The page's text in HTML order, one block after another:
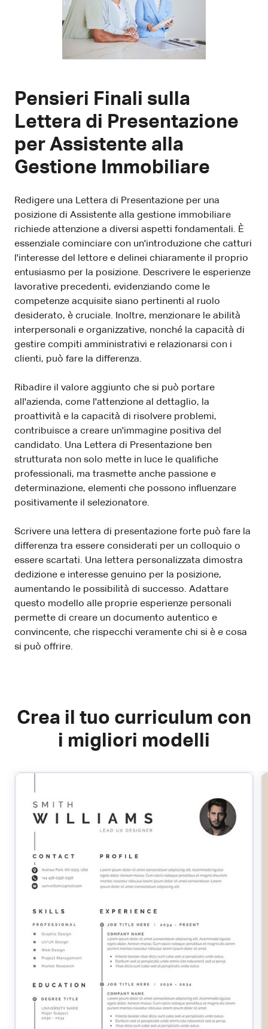
Pensieri Finali sulla
Lettera di Presentazione
per Assistente alla
Gestione Immobiliare
Redigere una Lettera di Presentazione per una
posizione di Assistente alla gestione immobiliare
richiede attenzione a diversi aspetti fondamentali. È
essenziale cominciare con un'introduzione che catturi
l'interesse del lettore e delinei chiaramente il proprio
entusiasmo per la posizione. Descrivere le esperienze
lavorative precedenti, evidenziando come le
competenze acquisite siano pertinenti al ruolo
desiderato, è cruciale. Inoltre, menzionare le abilità
interpersonali e organizzative, nonché la capacità di
gestire compiti amministrativi e relazionarsi con i
clienti, può fare la differenza.
Ribadire il valore aggiunto che si può portare
all'azienda, come l'attenzione al dettaglio, la
proattività e la capacità di risolvere problemi,
contribuisce a creare un'immagine positiva del
candidato. Una Lettera di Presentazione ben
strutturata non solo mette in luce le qualifiche
professionali, ma trasmette anche passione e
determinazione, elementi che possono influenzare
positivamente il selezionatore.
Scrivere una lettera di presentazione forte può fare la
differenza tra essere considerati per un colloquio o
essere scartati. Una lettera personalizzata dimostra
dedizione e interesse genuino per la posizione,
aumentando le possibilità di successo. Adattare
questo modello alle proprie esperienze personali
permette di creare un documento autentico e
convincente, che rispecchi veramente chi si è e cosa
si può offrire.
Crea il tuo curriculum con
i migliori modelli